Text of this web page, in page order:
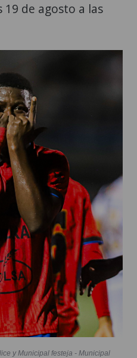
de agosto a las
y Municipal festeja - Municipal